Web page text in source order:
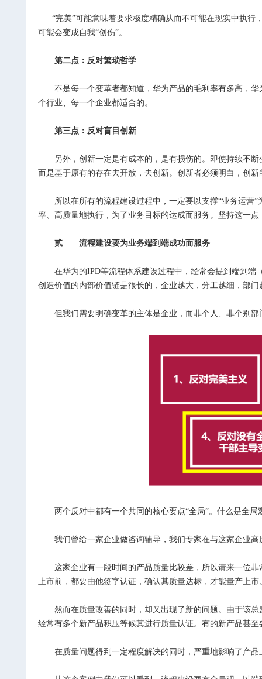
“完美”可能意味着要求极度精确从而不可能在现实中执行
可能会变成自我“创伤”。
第二点：反对繁琐哲学
不是每一个变革者都知道，华为产品的毛利率有多高，华
个行业、每一个企业都适合的。
第三点：反对盲目创新
另外，创新一定是有成本的，是有损伤的。即使持续不断
而是基于原有的存在去开放，去创新。创新者必须明白，创新
所以在所有的流程建设过程中，一定要以支撑“业务运营”
率、高质量地执行，为了业务目标的达成而服务。坚持这一
贰——流程建设要为业务端到端成功而服务
在华为的IPD等流程体系建设过程中，经常会提到端到端（
创造价值的内部价值链是很长的，企业越大，分工越细，部
但我们需要明确变革的主体是企业，而非个人、非个别部
两个反对中都有一个共同的核心要点“全局”。什么是全局
我们曾给一家企业做咨询辅导，我们专家在与这家企业高
这家企业有一段时间的产品质量比较差，所以请来一位非
上市前，都要由他签字认证，确认其质量达标，才能量产上
然而在质量改善的同时，却又出现了新的问题。由于该总
经常有多个新产品积压等候其进行质量认证。有的新产品甚
在质量问题得到一定程度解决的同时，严重地影响了产品